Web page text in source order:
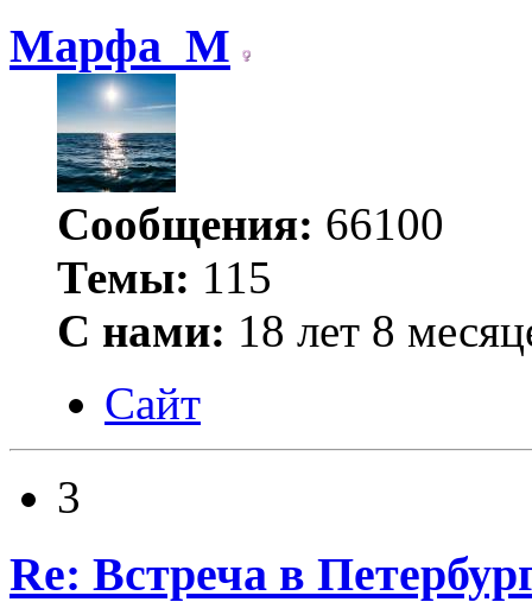
Марфа_М
Сообщения: 66100
Темы: 115
С нами: 18 лет 8
Сайт
3
Re: Встреча в